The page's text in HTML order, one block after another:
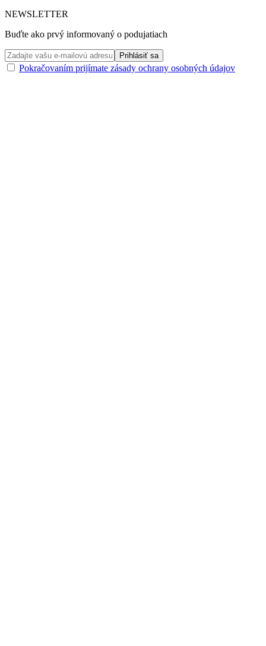
NEWSLETTER
Buďte ako prvý informovaný o podujatiach
Pokračovaním prijímate zásady ochrany osobných údajov